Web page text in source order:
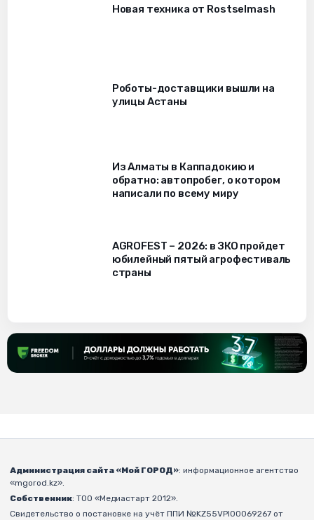
Новая техника от Rostselmash
Роботы-доставщики вышли на
улицы Астаны
Из Алматы в Каппадокию и
обратно: автопробег, о котором
написали по всему миру
AGROFEST – 2026: в ЗКО пройдет
юбилейный пятый агрофестиваль
страны
Администрация сайта «Мой ГОРОД»: информационное агентство
«mgorod.kz».
Собственник: ТОО «Медиастарт 2012».
Свидетельство о постановке на учёт ППИ №KZ55VPI00069267 от